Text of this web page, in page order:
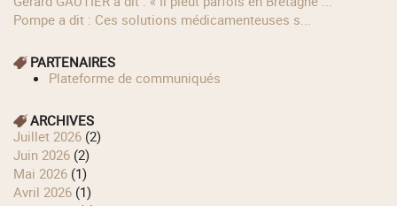
Pompe a dit : Ces solutions médicamenteuses s...
PARTENAIRES
Plateforme de communiqués
ARCHIVES
juillet 2026 (2)
juin 2026 (2)
mai 2026 (1)
avril 2026 (1)